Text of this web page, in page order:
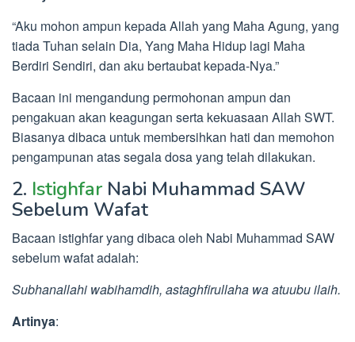
“Aku mohon ampun kepada Allah yang Maha Agung, yang
tiada Tuhan selain Dia, Yang Maha Hidup lagi Maha
Berdiri Sendiri, dan aku bertaubat kepada-Nya.”
Bacaan ini mengandung permohonan ampun dan
pengakuan akan keagungan serta kekuasaan Allah SWT.
Biasanya dibaca untuk membersihkan hati dan memohon
pengampunan atas segala dosa yang telah dilakukan.
2. Istighfar Nabi Muhammad SAW
Sebelum Wafat
Bacaan istighfar yang dibaca oleh Nabi Muhammad SAW
sebelum wafat adalah:
Subhanallahi wabihamdih, astaghfirullaha wa atuubu ilaih.
Artinya: